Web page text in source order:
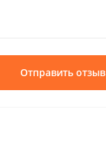
Отправить отзыв